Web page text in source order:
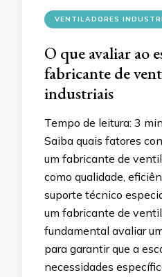
VENTILADORES
O que avaliar ao
fabricante de
industriais
Tempo de leitura: 3
Saiba quais fatores
um fabricante de
como qualidade,
suporte técnico
um fabricante de
fundamental avaliar
para garantir que a
necessidades